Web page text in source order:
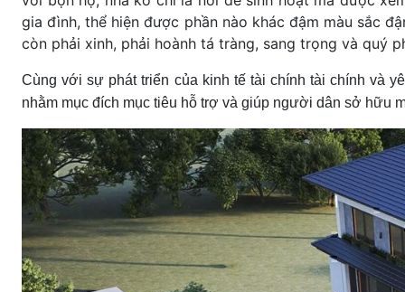
gia đình, thể hiện được phần nào khác đậm màu sắc
còn phải xinh, phải hoành tá tràng, sang trọng và
Cùng với sự phát triển của kinh tế tài chính tài chính và
nhằm mục đích mục tiêu hỗ trợ và giúp người dân sở hữu